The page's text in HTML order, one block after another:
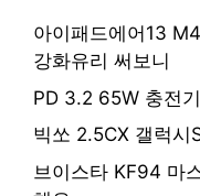
아이패드에어13
강화유리 써보니
PD 3.2 65W 충전
빅쏘 2.5CX 갤럭시
브이스타 KF94 마